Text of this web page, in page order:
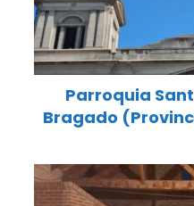
Parroquia
Bragado